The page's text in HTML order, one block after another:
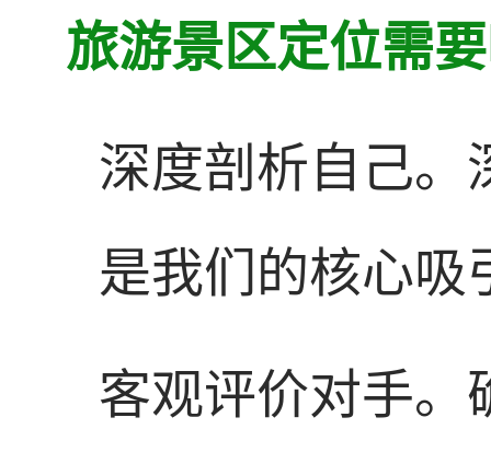
旅游景区定位需
深度剖析自己。
是我们的核心吸
客观评价对手。